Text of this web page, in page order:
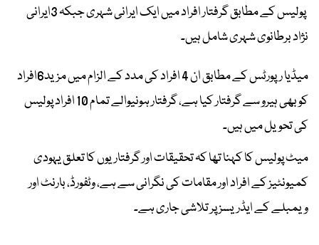
پولیس کے مطابق گرفتار افراد میں ایک ایرانی شہری جبکہ 3ایرانی
نژاد برطانوی شہری شامل ہیں۔
میڈیا رپورٹس کے مطابق ان 4 افراد کی مدد کے الزام میں مزید6افراد
کو بھی ہیرو سے گرفتار کیا ہے، گرفتار ہونیوالے تمام 10 افراد پولیس
کی تحویل میں ہیں۔
میٹ پولیس کا کہنا تھا کہ تحقیقات اور گرفتاریوں کا تعلق یہودی
کمیونٹیز کے افراد اور مقامات کی نگرانی سے ہے، وٹفورڈ، بارنٹ اور
ویمبلے کے ایڈریسز پر تلاشی جاری ہے۔